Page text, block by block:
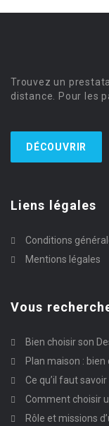
Trouvez un
distance. Pour les
DÉCOUVRIR
Liens légales
Conditions
Mentions légales
Vous
Bien choisir son
Plan maison :
Ce qu’il faut
Comment choisir
Rôle et missions